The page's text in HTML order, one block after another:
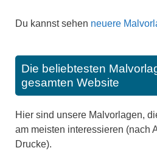
Du kannst sehen neuere
Die beliebtesten
gesamten Website
Hier sind unsere Malvorlagen,
am meisten interessieren (nach
Drucke).